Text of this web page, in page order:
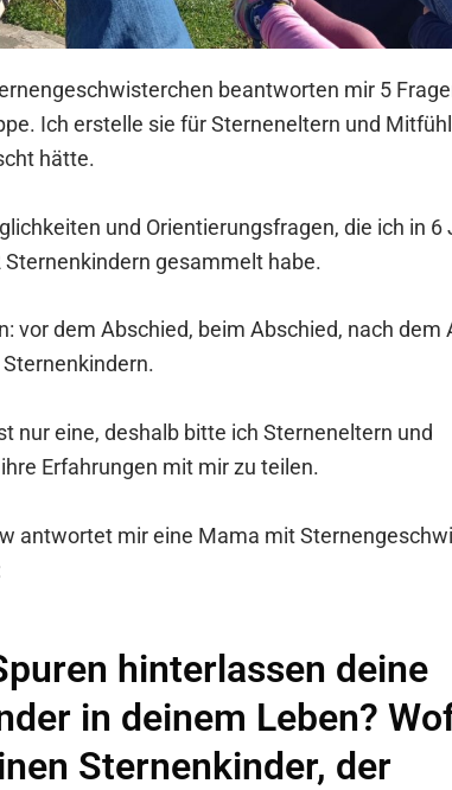
beantworten mir 5
Ich erstelle sie für Sterneneltern und
hätte.
und Orientierungsfragen, die ich in 6
Sternenkindern gesammelt habe.
vor dem Abschied, beim Abschied, nach dem
nur eine, deshalb bitte ich Sterneneltern und
Erfahrungen mit mir zu teilen.
antwortet mir eine Mama mit
hinterlassen deine
in deinem Leben?
Sternenkinder, der